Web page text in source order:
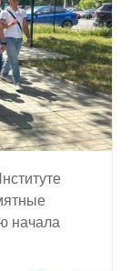
начала